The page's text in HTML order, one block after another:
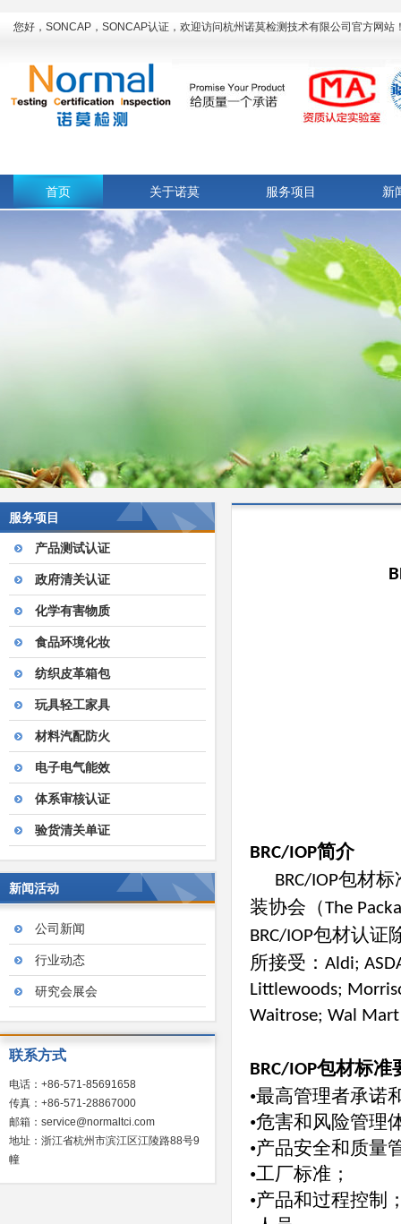
您好，SONCAP，SONCAP认证，欢迎访问杭州诺莫检测技术有限公司官方网站
首页 关于诺莫 服务项目 新
服务项目
产品测试认证
政府清关认证
化学有害物质
食品环境化妆
纺织皮革箱包
玩具轻工家具
材料汽配防火
电子电气能效
体系审核认证
验货清关单证
新闻活动
公司新闻
行业动态
研究会展会
联系方式
电话：+86-571-85691658
传真：+86-571-28867000
邮箱：service@normaltci.com
地址：浙江省杭州市滨江区江陵路88号9
幢
BRC/IOP简介
BRC/IOP包材标
装协会（The
BRC/IOP包材认证
所接受： Aldi;
Littlewoods;
Waitrose; Wal
BRC/IOP包材标准
•最高管理者承诺
•危害和风险管理
•产品安全和质量
•工厂标准；
•产品和过程控制